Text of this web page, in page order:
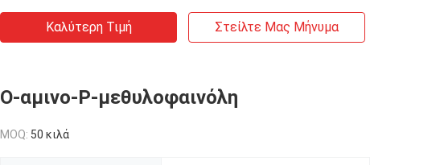
Καλύτερη Τιμή Στείλτε Μας Μήνυμα
Ο-αμινο-P-μεθυλοφαινόλη
MOQ: 50 κιλά